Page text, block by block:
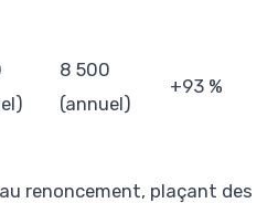
8 500
(annuel)
+93 %
renoncement, plaçant des